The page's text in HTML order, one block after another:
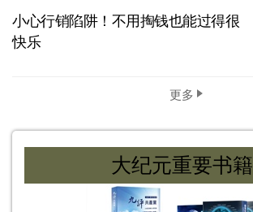
小心行销陷阱！不用掏钱也能过得很
快乐
更多
大纪元重要书籍